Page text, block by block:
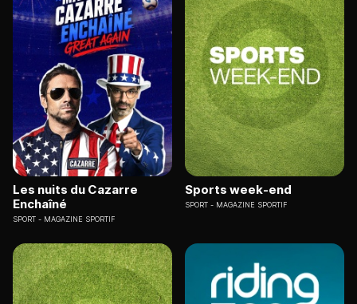
Les nuits du Cazarre
Enchaîné
SPORT MAGAZINE SPORTIF
Sports week-end
SPORT MAGAZINE SPORTIF